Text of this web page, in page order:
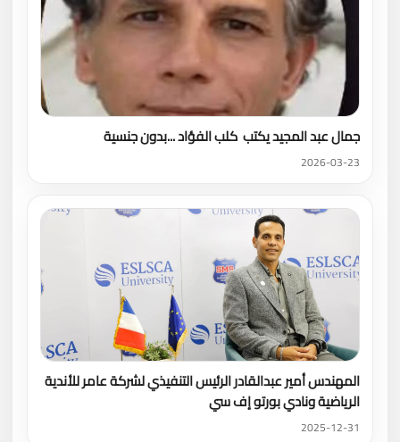
جمال عبد المجيد يكتب كلب الفؤاد ...بدون جنسية
2026-03-23
المهندس أمير عبدالقادر الرئيس التنفيذي لشركة عامر للأندية
الرياضية ونادي بورتو إف سي
2025-12-31